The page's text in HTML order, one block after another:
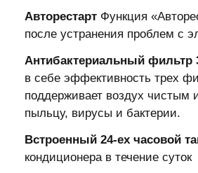
Авторестарт Функция
после устранения проблем с
Антибактериальный фильтр
в себе эффективность трех
поддерживает воздух
пыльцу, вирусы и бактерии.
Встроенный 24-ех часовой
кондиционера в течение суток